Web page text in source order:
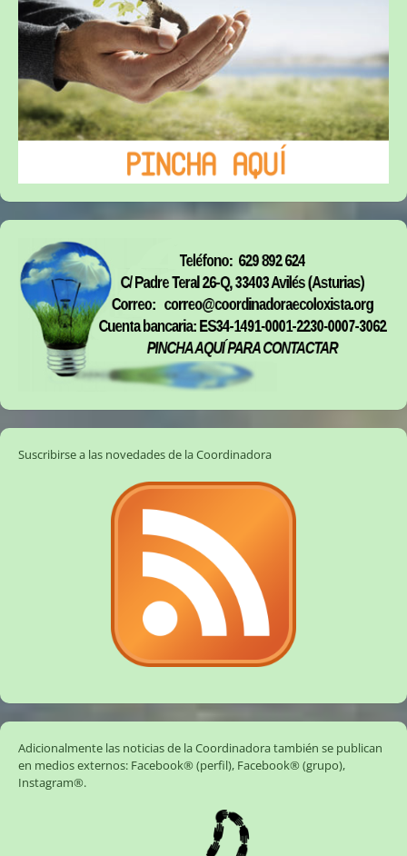
Suscribirse a las novedades de la Coordinadora
Adicionalmente las noticias de la Coordinadora también se publican
en medios externos: Facebook® (perfil), Facebook® (grupo),
Instagram®.